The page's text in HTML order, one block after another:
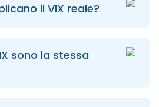
il VIX reale?
sono la stessa